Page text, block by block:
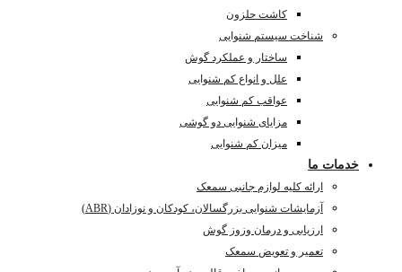
کاشت حلزون
شناخت سیستم شنوایی
ساختار و عملکرد گوش
علل و انواع کم شنوایی
عواقب کم شنوایی
مزایای شنوایی دو گوشی
میزان کم شنوایی
خدمات ما
ارائه کلیه لوازم جانبی سمعک
آزمایشات شنوایی بزرگسالان، کودکان و نوزادان (ABR)
ارزیابی و درمان وزوز گوش
تعمیر و تعویض سمعک